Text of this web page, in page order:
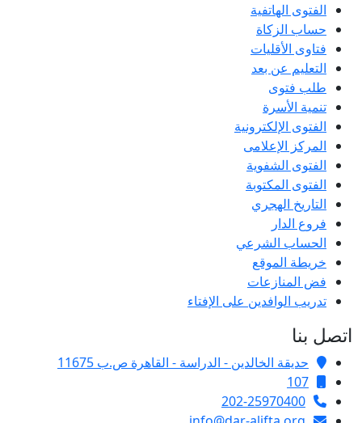
الفتوى الهاتفية
حساب الزكاة
فتاوى الأقليات
التعليم عن بعد
طلب فتوى
تنمية الأسرة
الفتوى الإلكترونية
المركز الإعلامى
الفتوى الشفوية
الفتوى المكتوبة
التاريخ الهجري
فروع الدار
الحساب الشرعي
خريطة الموقع
فض المنازعات
تدريب الوافدين على الإفتاء
اتصل بنا
حديقة الخالدين - الدراسة - القاهرة ص.ب 11675
107
202-25970400